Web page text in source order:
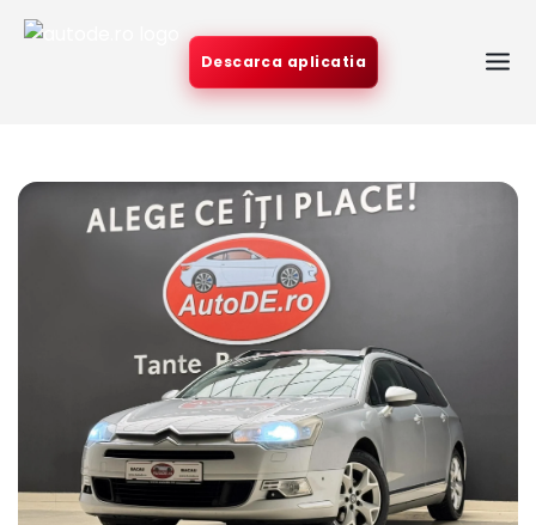
Descarca aplicatia